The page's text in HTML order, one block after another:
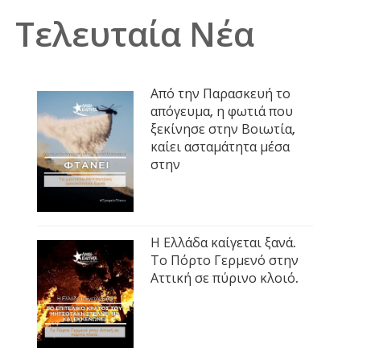
Τελευταία Νέα
Από την Παρασκευή το
απόγευμα, η φωτιά που
ξεκίνησε στην Βοιωτία,
καίει ασταμάτητα μέσα
στην
Η Ελλάδα καίγεται ξανά.
Το Πόρτο Γερμενό στην
Αττική σε πύρινο κλοιό.